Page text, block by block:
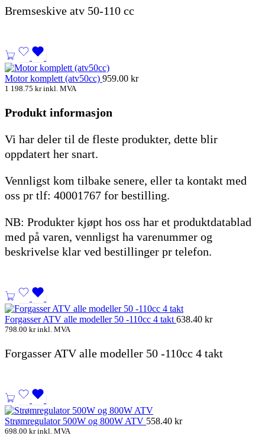
Bremseskive atv 50-110 cc
Motor komplett (atv50cc) 959.00 kr
1 198.75 krinkl. MVA
Produkt informasjon
Vi har deler til de fleste produkter, dette blir
oppdatert her snart.
Vennligst kom tilbake senere, eller ta kontakt med
oss pr tlf: 40001767 for bestilling.
NB: Produkter kjøpt hos oss har et produktdatablad
med på varen, vennligst ha varenummer og
beskrivelse klar ved bestillinger pr telefon.
Forgasser ATV alle modeller 50 -110cc 4 takt 638.40 kr
798.00 krinkl. MVA
Forgasser ATV alle modeller 50 -110cc 4 takt
Strømregulator 500W og 800W ATV 558.40 kr
698.00 krinkl. MVA